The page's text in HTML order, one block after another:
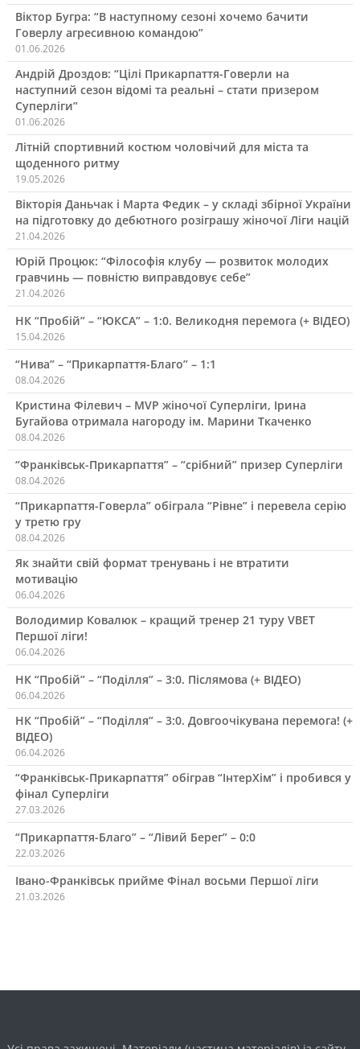
Віктор Бугра: “В наступному сезоні хочемо бачити
Говерлу агресивною командою”
01.06.2026
Андрій Дроздов: “Цілі Прикарпаття-Говерли на
наступний сезон відомі та реальні – стати призером
Суперліги”
01.06.2026
Літній спортивний костюм чоловічий для міста та
щоденного ритму
19.05.2026
Вікторія Даньчак і Марта Федик – у складі збірної України
на підготовку до дебютного розіграшу жіночої Ліги націй
21.04.2026
Юрій Процюк: “Філософія клубу — розвиток молодих
гравчинь — повністю виправдовує себе”
21.04.2026
НК “Пробій” – “ЮКСА” – 1:0. Великодня перемога (+ ВІДЕО)
15.04.2026
“Нива” – “Прикарпаття-Благо” – 1:1
08.04.2026
Кристина Філевич – MVP жіночої Суперліги, Ірина
Бугайова отримала нагороду ім. Марини Ткаченко
08.04.2026
“Франківськ-Прикарпаття” – “срібний” призер Суперліги
08.04.2026
“Прикарпаття-Говерла” обіграла “Рівне” і перевела серію
у третю гру
08.04.2026
Як знайти свій формат тренувань і не втратити
мотивацію
06.04.2026
Володимир Ковалюк – кращий тренер 21 туру VBET
Першої ліги!
06.04.2026
НК “Пробій” – “Поділля” – 3:0. Післямова (+ ВІДЕО)
06.04.2026
НК “Пробій” – “Поділля” – 3:0. Довгоочікувана перемога! (+
ВІДЕО)
06.04.2026
“Франківськ-Прикарпаття” обіграв “ІнтерХім” і пробився у
фінал Суперліги
27.03.2026
“Прикарпаття-Благо” – “Лівий Берег” – 0:0
22.03.2026
Івано-Франківськ прийме Фінал восьми Першої ліги
21.03.2026